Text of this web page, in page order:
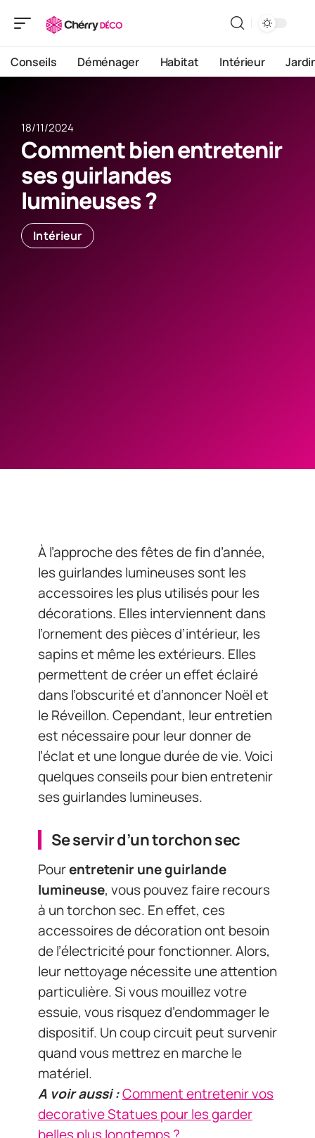
Conseils Déménager Habitat Intérieur
18/11/2024
Comment bien entretenir
ses guirlandes
lumineuses ?
Intérieur
À l’approche des fêtes de fin d’année,
les guirlandes lumineuses sont les
accessoires les plus utilisés pour les
décorations. Elles interviennent dans
l’ornement des pièces d’intérieur, les
sapins et même les extérieurs. Elles
permettent de créer un effet éclairé
dans l’obscurité et d’annoncer Noël et
le Réveillon. Cependant, leur entretien
est nécessaire pour leur donner de
l’éclat et une longue durée de vie. Voici
quelques conseils pour bien entretenir
ses guirlandes lumineuses.
Se servir d’un torchon sec
Pourentretenir une guirlande
lumineuse, vous pouvez faire recours
à un torchon sec. En effet, ces
accessoires de décoration ont besoin
de l’électricité pour fonctionner. Alors,
leur nettoyage nécessite une attention
particulière. Si vous mouillez votre
essuie, vous risquez d’endommager le
dispositif. Un coup circuit peut survenir
quand vous mettrez en marche le
matériel.
A voir aussi :Comment entretenir vos
decorative Statues pour les garder
belles plus longtemps ?